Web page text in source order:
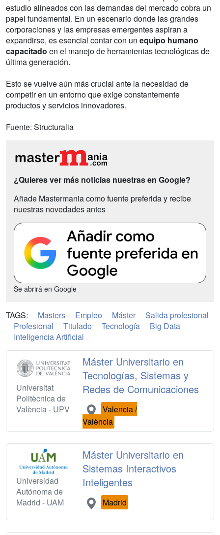
estudio alineados con las demandas del mercado cobra un
papel fundamental. En un escenario donde las grandes
corporaciones y las empresas emergentes aspiran a
expandirse, es esencial contar con un equipo humano
capacitado en el manejo de herramientas tecnológicas de
última generación.
Esto se vuelve aún más crucial ante la necesidad de
competir en un entorno que exige constantemente
productos y servicios innovadores.
Fuente: Structuralia
¿Quieres ver más noticias nuestras en Google?
Añade Mastermania como fuente preferida y recibe
nuestras novedades antes
Se abrirá en Google
TAGS: Masters Empleo Máster
Salida profesional
Profesional
Titulado Tecnología
Big Data
Inteligencia Artificial
Universitat
Politècnica de
València - UPV
Máster Universitario en
Tecnologías, Sistemas y
Redes de Comunicaciones
Valencia /
València
Universidad
Autónoma de
Madrid - UAM
Máster Universitario en
Sistemas Interactivos
Inteligentes
Madrid